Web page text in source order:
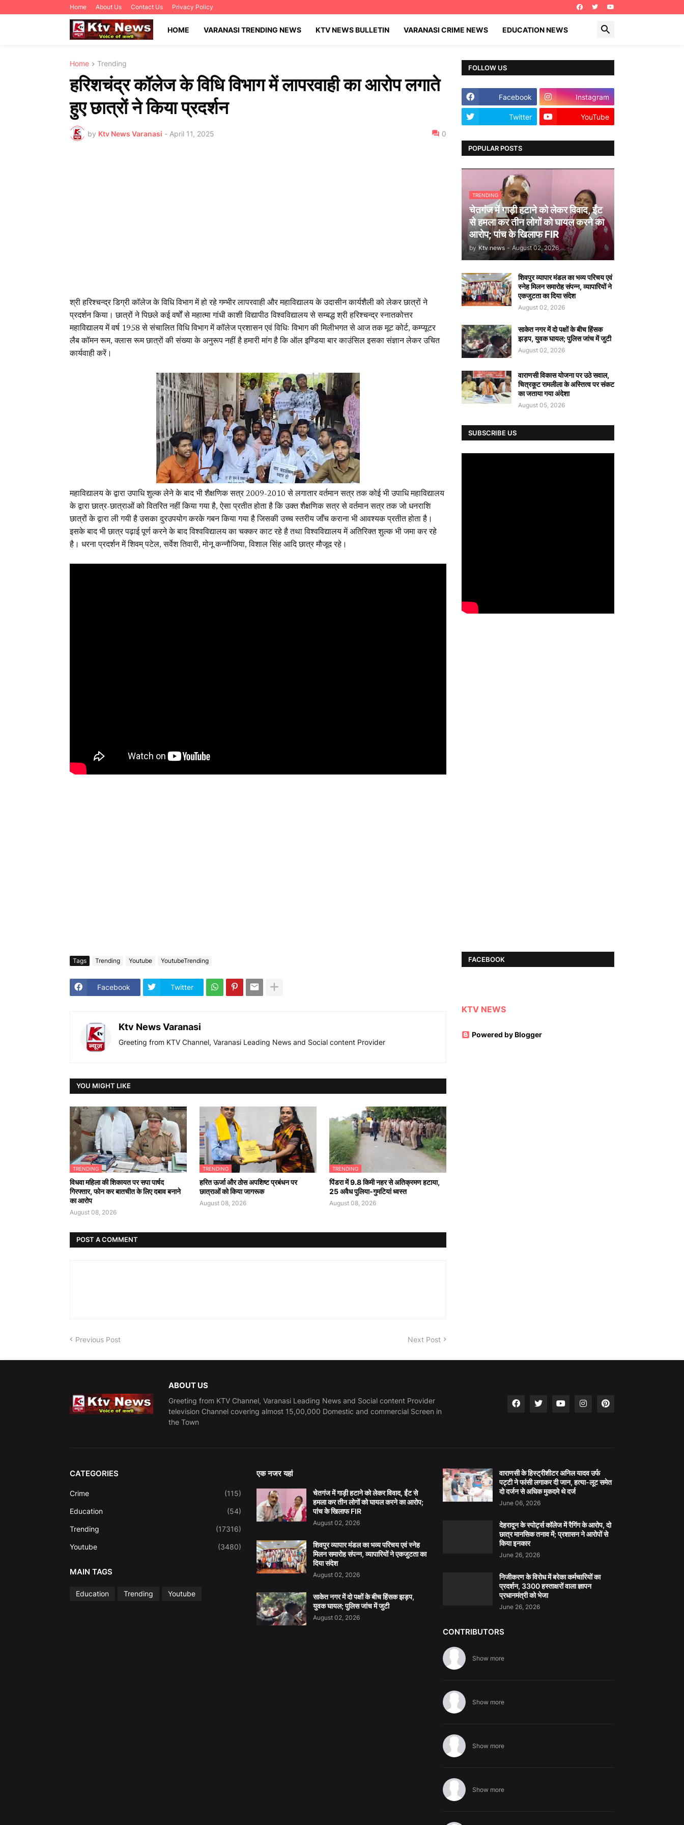
Home About Us Contact Us Privacy Policy
HOME VARANASI TRENDING NEWS KTV NEWS BULLETIN VARANASI CRIME NEWS EDUCATION NEWS
Home Trending
हरिशचंद्र कॉलेज के विधि विभाग में लापरवाही का आरोप लगाते
हुए छात्रों ने किया प्रदर्शन
by Ktv News Varanasi - April 11, 2025 0
श्री हरिश्चन्द्र डिग्री कॉलेज के विधि विभाग में हो रहे गम्भीर लापरवाही और महाविद्यालय के उदासीन कार्यशैली को लेकर छात्रों ने
प्रदर्शन किया। छात्रों ने पिछले कई वर्षों से महात्मा गांधी काशी विद्यापीठ विश्वविद्यालय से सम्बद्ध श्री हरिश्चन्द्र स्नातकोत्तर
महाविद्यालय में वर्ष 1958 से संचालित विधि विभाग में कॉलेज प्रशासन एवं विधिः विभाग की मिलीभगत से आज तक मूट कोर्ट, कम्प्यूटर
लैब कॉमन रूम, क्लास रूम छात्रों की संख्या के अनुरूप नहीं है हमारी मांग है कि ऑल इण्डिया बार काउंसिल इसका संज्ञान लेकर उचित
कार्यवाही करें।
महाविद्यालय के द्वारा उपाधि शुल्क लेने के बाद भी शैक्षणिक सत्र 2009-2010 से लगातार वर्तमान सत्र तक कोई भी उपाधि महाविद्यालय
के द्वारा छात्र-छात्राओं को वितरित नहीं किया गया है, ऐसा प्रतीत होता है कि उक्त शैक्षणिक सत्र से वर्तमान सत्र तक जो धनराशि
छात्रों के द्वारा ली गयी है उसका दुरउपयोग करके गबन किया गया है जिसकी उच्च स्तरीय जाँच कराना भी आवश्यक प्रतीत होता है।
इसके बाद भी छात्र पढ़ाई पूर्ण करने के बाद विश्वविद्यालय का चक्कर काट रहे है तथा विश्वविद्यालय में अतिरिक्त शुल्क भी जमा कर रहे
है। धरना प्रदर्शन में शिवम् पटेल, सर्वेश तिवारी, मोनू कन्नौजिया, विशाल सिंह आदि छात्र मौजूद रहे।
Tags Trending Youtube YoutubeTrending
Facebook Twitter
Ktv News Varanasi
Greeting from KTV Channel, Varanasi Leading News and Social content Provider
YOU MIGHT LIKE
TRENDING
विधवा महिला की शिकायत पर सपा पार्षद
गिरफ्तार, फोन कर बातचीत के लिए दबाव बनाने
का आरोप
August 08, 2026
TRENDING
हरित ऊर्जा और ठोस अपशिष्ट प्रबंधन पर
छात्राओं को किया जागरूक
August 08, 2026
TRENDING
पिंडरा में 9.8 किमी नहर से अतिक्रमण हटाया,
25 अवैध पुलिया-गुमटियां ध्वस्त
August 08, 2026
POST A COMMENT
Previous Post Next Post
FOLLOW US
Facebook Instagram
Twitter YouTube
POPULAR POSTS
TRENDING
चेतगंज में गाड़ी हटाने को लेकर विवाद, ईंट
से हमला कर तीन लोगों को घायल करने का
आरोप; पांच के खिलाफ FIR
by Ktv news - August 02, 2026
शिवपुर व्यापार मंडल का भव्य परिचय एवं
स्नेह मिलन समारोह संपन्न, व्यापारियों ने
एकजुटता का दिया संदेश
August 02, 2026
साकेत नगर में दो पक्षों के बीच हिंसक
झड़प, युवक घायल; पुलिस जांच में जुटी
August 02, 2026
वाराणसी विकास योजना पर उठे सवाल,
चित्रकूट रामलीला के अस्तित्व पर संकट
का जताया गया अंदेशा
August 05, 2026
SUBSCRIBE US
FACEBOOK
KTV NEWS
Powered by Blogger
ABOUT US
Greeting from KTV Channel, Varanasi Leading News and Social content Provider
television Channel covering almost 15,00,000 Domestic and commercial Screen in
the Town
CATEGORIES
Crime (115)
Education (54)
Trending (17316)
Youtube (3480)
MAIN TAGS
Education Trending Youtube
एक नजर यहां
चेतगंज में गाड़ी हटाने को लेकर विवाद, ईंट से
हमला कर तीन लोगों को घायल करने का आरोप;
पांच के खिलाफ FIR
August 02, 2026
शिवपुर व्यापार मंडल का भव्य परिचय एवं स्नेह
मिलन समारोह संपन्न, व्यापारियों ने एकजुटता का
दिया संदेश
August 02, 2026
साकेत नगर में दो पक्षों के बीच हिंसक झड़प,
युवक घायल; पुलिस जांच में जुटी
August 02, 2026
वाराणसी के हिस्ट्रीशीटर अनिल यादव उर्फ
पट्टी ने फांसी लगाकर दी जान, हत्या-लूट समेत
दो दर्जन से अधिक मुकदमे थे दर्ज
June 06, 2026
देहरादून के स्पोर्ट्स कॉलेज में रैगिंग के आरोप, दो
छात्र मानसिक तनाव में; प्रशासन ने आरोपों से
किया इनकार
June 26, 2026
निजीकरण के विरोध में बरेका कर्मचारियों का
प्रदर्शन, 3300 हस्ताक्षरों वाला ज्ञापन
प्रधानमंत्री को भेजा
June 26, 2026
CONTRIBUTORS
Show more
Show more
Show more
Show more